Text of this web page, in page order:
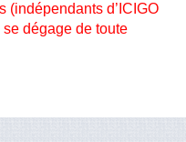
(indépendants d’ICIGO
se dégage de toute